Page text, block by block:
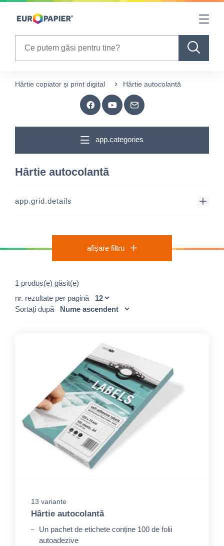
Table Of Content
Hârtie copiator și print digital Hârtie autocolantă
app.categories
Hârtie autocolantă
app.grid.details
afișare filtru
1 produs(e) găsit(e)
nr. rezultate per pagină
Sortați după
13 variante
Hârtie autocolantă
Un pachet de etichete conține 100 de folii
autoadezive